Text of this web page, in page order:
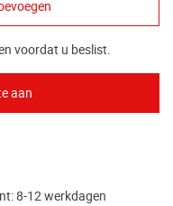
voordat u beslist.
8-12 werkdagen